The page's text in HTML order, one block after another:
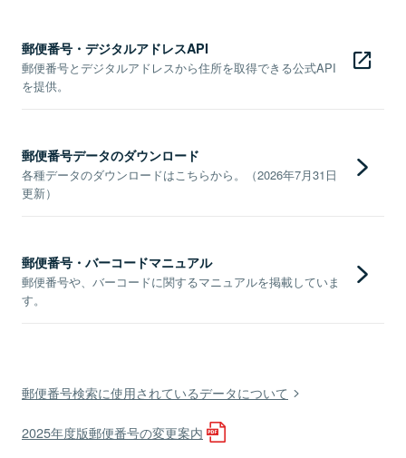
郵便番号・デジタルアドレスAPI
郵便番号とデジタルアドレスから住所を取得できる公式API
を提供。
郵便番号データのダウンロード
各種データのダウンロードはこちらから。（2026年7月31日
更新）
郵便番号・バーコードマニュアル
郵便番号や、バーコードに関するマニュアルを掲載していま
す。
郵便番号検索に使用されているデータについて
2025年度版郵便番号の変更案内